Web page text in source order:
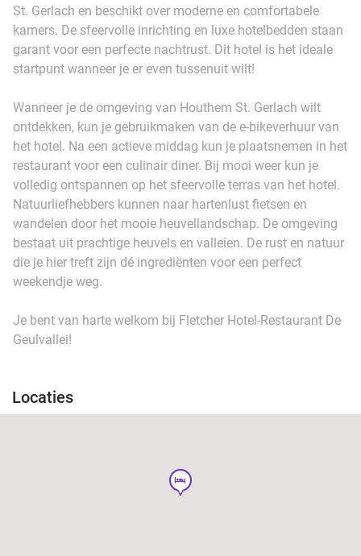
St. Gerlach en beschikt over moderne en comfortabele
kamers. De sfeervolle inrichting en luxe hotelbedden staan
garant voor een perfecte nachtrust. Dit hotel is het ideale
startpunt wanneer je er even tussenuit wilt!
Wanneer je de omgeving van Houthem St. Gerlach wilt
ontdekken, kun je gebruikmaken van de e-bikeverhuur van
het hotel. Na een actieve middag kun je plaatsnemen in het
restaurant voor een culinair diner. Bij mooi weer kun je
volledig ontspannen op het sfeervolle terras van het hotel.
Natuurliefhebbers kunnen naar hartenlust fietsen en
wandelen door het mooie heuvellandschap. De omgeving
bestaat uit prachtige heuvels en valleien. De rust en natuur
die je hier treft zijn dé ingrediënten voor een perfect
weekendje weg.
Je bent van harte welkom bij Fletcher Hotel-Restaurant De
Geulvallei!
Locaties
hotel